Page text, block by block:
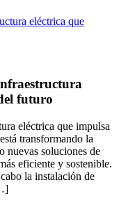
futuro
eléctrica que impulsa
transformando la
nuevas soluciones de
eficiente y sostenible.
la instalación de